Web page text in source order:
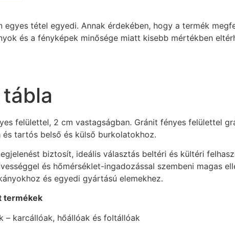
tétel egyedi. Annak érdekében, hogy a termék
és a fényképek minősége miatt kisebb mértékben
felülettel, 2 cm vastagságban. Gránit fényes felülettel
tartós belső és külső burkolatokhoz.
biztosít, ideális választás beltéri és kültéri
és hőmérséklet-ingadozással szembeni magas
és egyedi gyártású elemekhez.
termékek
– karcállóak, hőállóak és foltállóak